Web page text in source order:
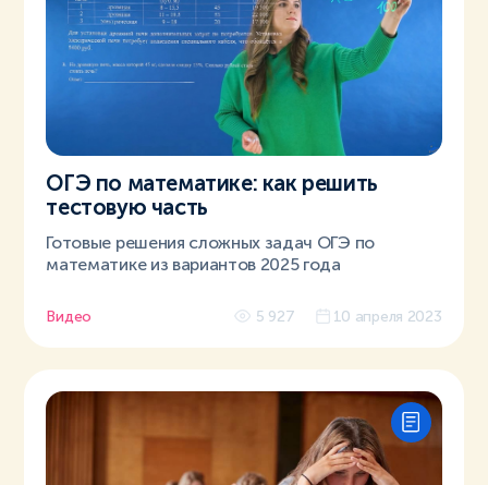
ОГЭ по математике: как решить
тестовую часть
Готовые решения сложных задач ОГЭ по
математике из вариантов 2025 года
Видео 5 927 10 апреля 2023